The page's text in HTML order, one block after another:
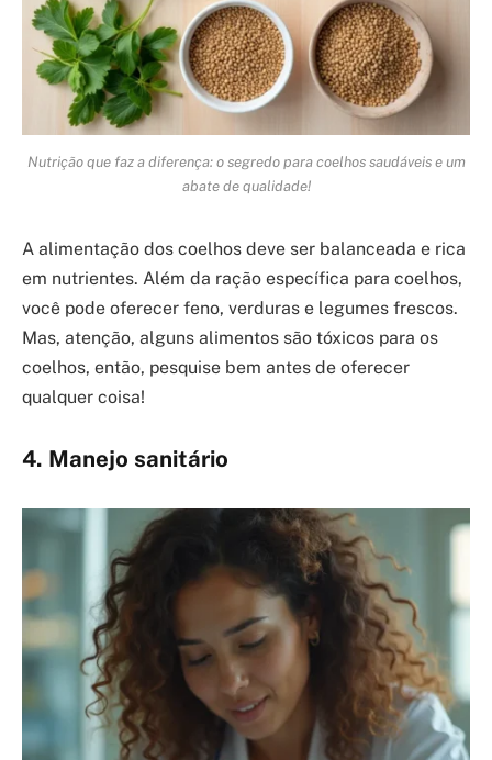
Nutrição que faz a diferença: o segredo para coelhos saudáveis e um
abate de qualidade!
A alimentação dos coelhos deve ser balanceada e rica
em nutrientes. Além da ração específica para coelhos,
você pode oferecer feno, verduras e legumes frescos.
Mas, atenção, alguns alimentos são tóxicos para os
coelhos, então, pesquise bem antes de oferecer
qualquer coisa!
4. Manejo sanitário